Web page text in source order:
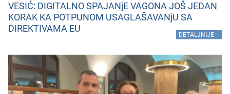
VESIĆ: DIGITALNO SPAJANjE VAGONA JOŠ JEDAN
KORAK KA POTPUNOM USAGLAŠAVANjU SA
DIREKTIVAMA EU
DETALJNIJE